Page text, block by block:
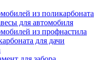
из поликарбоната
для автомобиля
из профнастила
для дачи